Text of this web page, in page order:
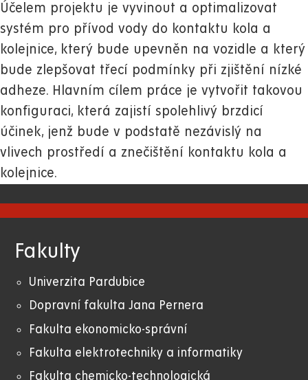
Účelem projektu je vyvinout a optimalizovat
systém pro přívod vody do kontaktu kola a
kolejnice, který bude upevněn na vozidle a který
bude zlepšovat třecí podmínky při zjištění nízké
adheze. Hlavním cílem práce je vytvořit takovou
konfiguraci, která zajistí spolehlivý brzdicí
účinek, jenž bude v podstatě nezávislý na
vlivech prostředí a znečištění kontaktu kola a
kolejnice.
Fakulty
Univerzita Pardubice
Dopravní fakulta Jana Pernera
Fakulta ekonomicko-správní
Fakulta elektrotechniky a informatiky
Fakulta chemicko-technologická